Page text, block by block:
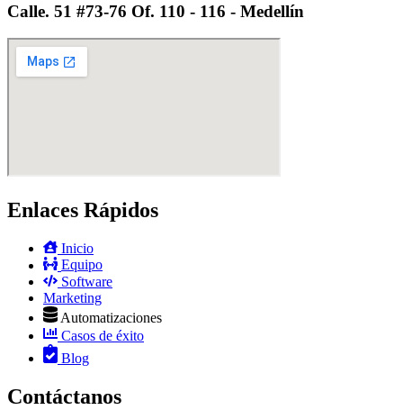
Calle. 51 #73-76 Of. 110 - 116 - Medellín
Enlaces Rápidos
Inicio
Equipo
Software
Marketing
Automatizaciones
Casos de éxito
Blog
Contáctanos